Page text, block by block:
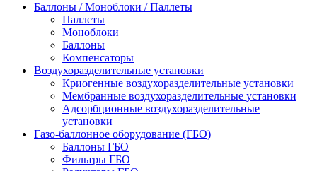
Баллоны / Моноблоки / Паллеты
Паллеты
Моноблоки
Баллоны
Компенсаторы
Воздухоразделительные установки
Криогенные воздухоразделительные установки
Мембранные воздухоразделительные установки
Адсорбционные воздухоразделительные
установки
Газо-баллонное оборудование (ГБО)
Баллоны ГБО
Фильтры ГБО